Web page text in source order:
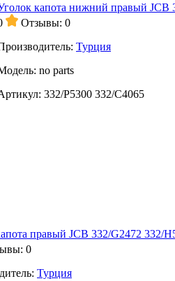
капота нижний правый JCB
Отзывы: 0
Турция
no parts
332/P5300 332/C4065
правый JCB 332/G2472 332/
0
Турция